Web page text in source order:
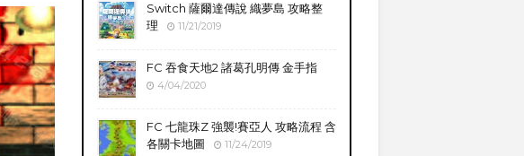
Switch 薩爾達傳說 織夢島 攻略整
理
11/21/2019
FC 吞食天地2 諸葛孔明傳 金手指
4/04/2020
FC 七龍珠Z 強襲!賽亞人 攻略流程 含
各關卡地圖
11/24/2019